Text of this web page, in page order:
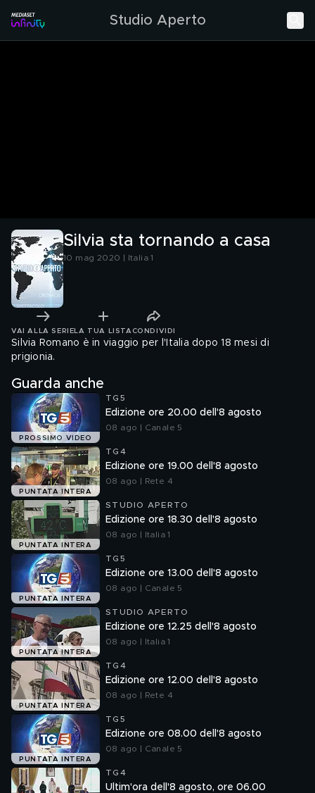
Studio Aperto
Silvia sta tornando a casa
10 mag 2020 | Italia 1
VAI ALLA SERIE LA TUA LISTA CONDIVIDI
Silvia Romano è in viaggio per l'Italia dopo 18 mesi di
prigionia.
Guarda anche
PROSSIMO VIDEO
TG5
Edizione ore 20.00 dell'8 agosto
08 ago | Canale 5
PUNTATA INTERA
TG4
Edizione ore 19.00 dell'8 agosto
08 ago | Rete 4
PUNTATA INTERA
STUDIO APERTO
Edizione ore 18.30 dell'8 agosto
08 ago | Italia 1
PUNTATA INTERA
TG5
Edizione ore 13.00 dell'8 agosto
08 ago | Canale 5
PUNTATA INTERA
STUDIO APERTO
Edizione ore 12.25 dell'8 agosto
08 ago | Italia 1
PUNTATA INTERA
TG4
Edizione ore 12.00 dell'8 agosto
08 ago | Rete 4
PUNTATA INTERA
TG5
Edizione ore 08.00 dell'8 agosto
08 ago | Canale 5
TG4
Ultim'ora dell'8 agosto, ore 06.00